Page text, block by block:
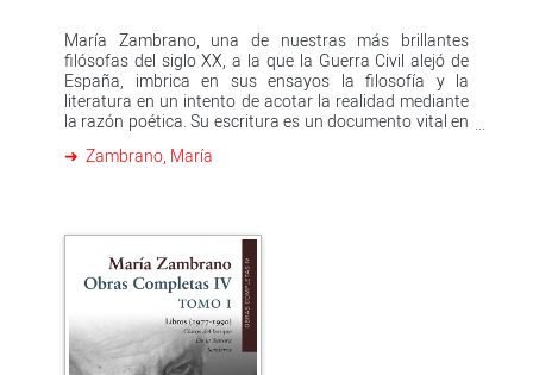
María Zambrano, una de nuestras más brillantes
filósofas del siglo XX, a la que la Guerra Civil alejó de
España, imbrica en sus ensayos la filosofía y la
literatura en un intento de acotar la realidad mediante
la razón poética. Su escritura es un documento vital en
sagrado y lo divino, el amor como fuente de creación.
Zambrano nos ofrece &quot; la trayectoria, el
nacimiento, de la razón poética, llegado a mí casi a
ciegas, en la penumbra del ser y del no ser, del saber y
no saber &quot; . Recoge, en su germinación, las dos
formas de razón, la mediadora y la poética, que han
guiado su filosofar.
Zambrano, María